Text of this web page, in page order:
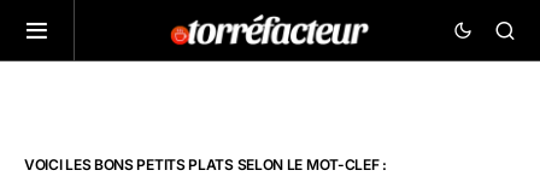
VOICI LES BONS PETITS PLATS SELON LE MOT-CLEF :